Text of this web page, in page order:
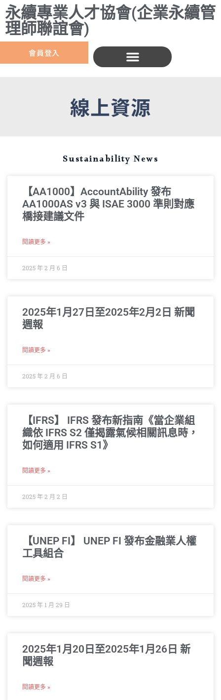
永續專業人才協會(企業永續管
理師聯誼會)
會員登入
線上資源
Sustainability News
【AA1000】AccountAbility 發布
AA1000AS v3 與 ISAE 3000 準則對應
橋接建議文件
閱讀更多 »
2025 年 2 月 6 日
2025年1月27日至2025年2月2日 新聞
週報
閱讀更多 »
2025 年 2 月 6 日
【IFRS】 IFRS 發布新指南《當企業組
織依 IFRS S2 僅揭露氣候相關訊息時，
如何適用 IFRS S1》
閱讀更多 »
2025 年 2 月 2 日
【UNEP FI】 UNEP FI 發布金融業人權
工具組合
閱讀更多 »
2025 年 1 月 29 日
2025年1月20日至2025年1月26日 新
聞週報
閱讀更多 »